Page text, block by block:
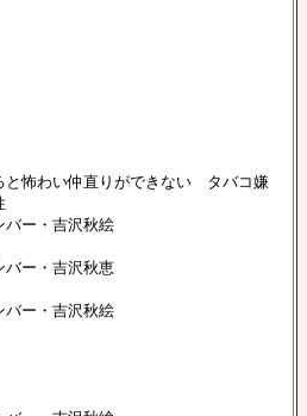
怖わい仲直りができない タバコ嫌
ー・吉沢秋絵
ー・吉沢秋恵
ー・吉沢秋絵